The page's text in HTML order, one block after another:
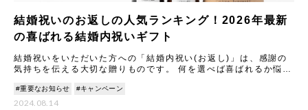
結婚祝いのお返しの人気ランキング！2026年最新
の喜ばれる結婚内祝いギフト
結婚祝いをいただいた方への「結婚内祝い(お返し)」は、感謝の
気持ちを伝える大切な贈りものです。 何を選べば喜ばれるか悩む
#重要なお知らせ #キャンペーン
2024.08.14